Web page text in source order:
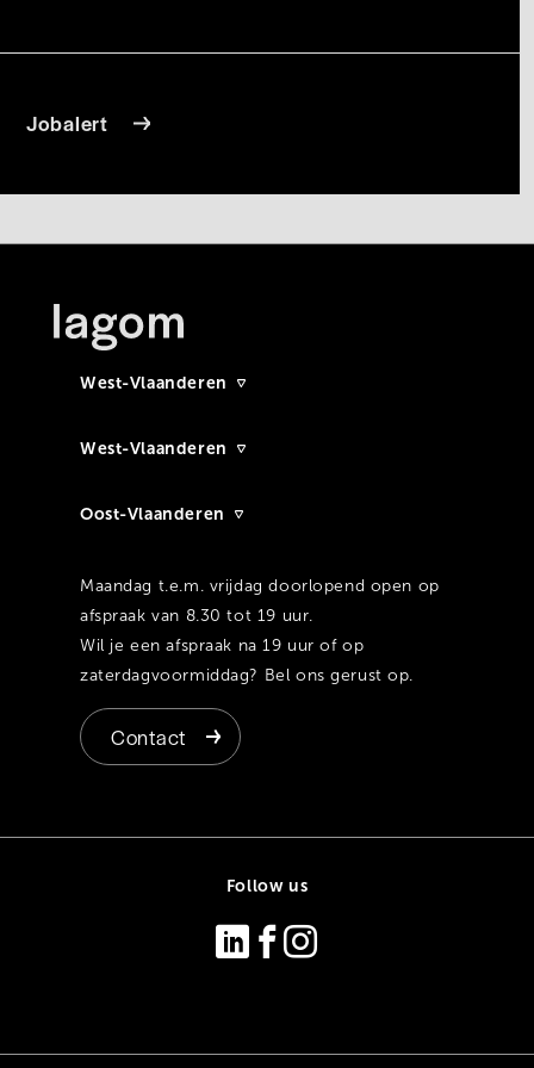
Jobalert
West-Vlaanderen
West-Vlaanderen
Oost-Vlaanderen
Maandag t.e.m. vrijdag doorlopend open op
afspraak van 8.30 tot 19 uur.
Wil je een afspraak na 19 uur of op
zaterdagvoormiddag? Bel ons gerust op.
Contact
Follow us